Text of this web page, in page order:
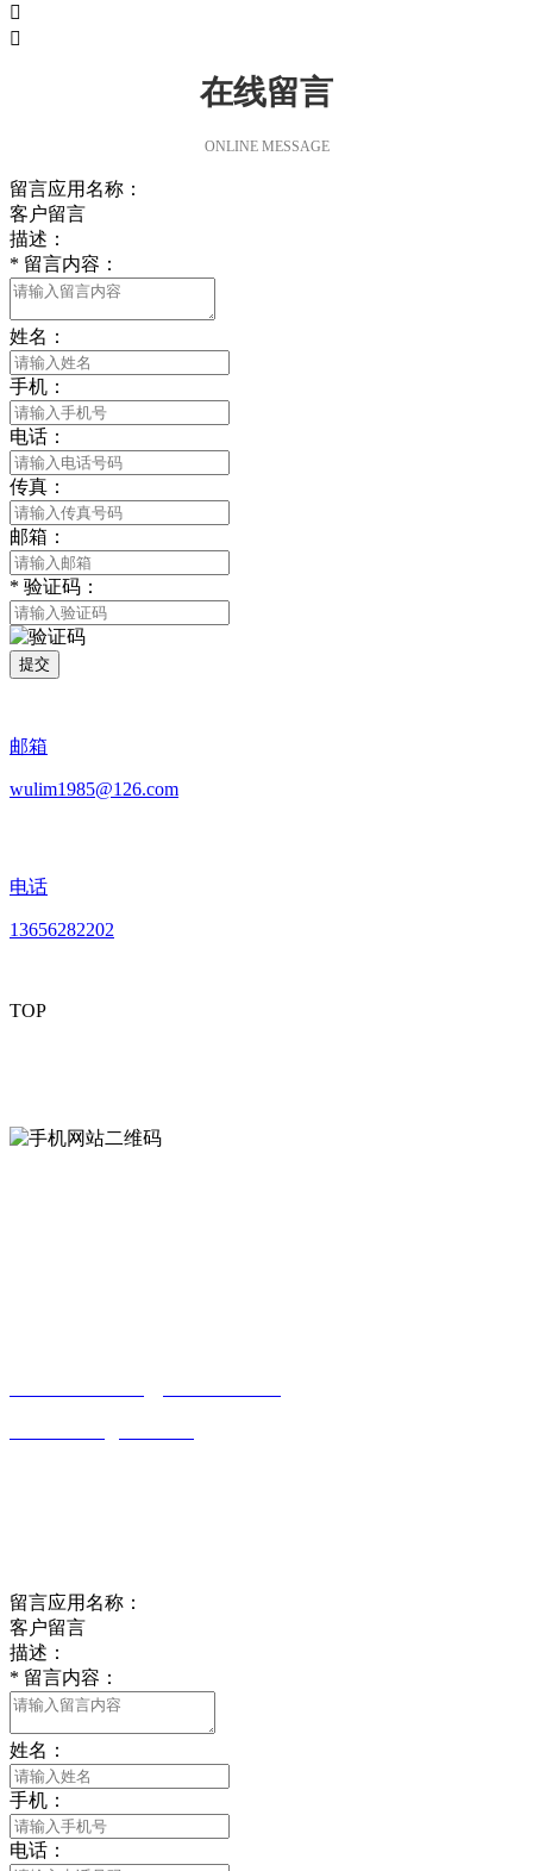


在线留言
ONLINE MESSAGE
留言应用名称：
客户留言
描述：
* 留言内容：
姓名：
手机：
电话：
传真：
邮箱：
* 验证码：
提交
邮箱
wulim1985@126.com
电话
13656282202
TOP
留言应用名称：
客户留言
描述：
* 留言内容：
姓名：
手机：
电话：